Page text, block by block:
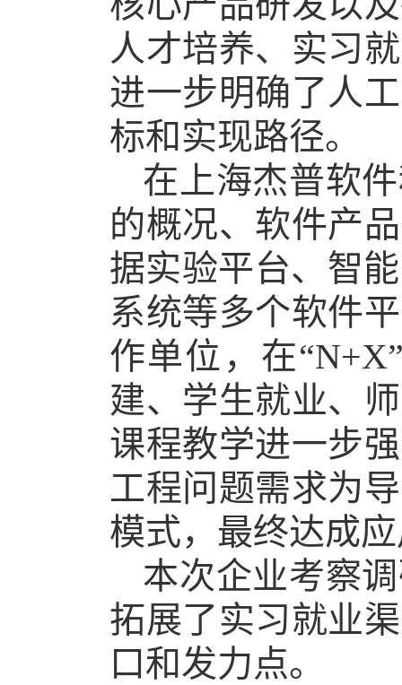
人才培养、实习
进一步明确了人
标和实现路径。
在上海杰普软
的概况、软件产
据实验平台、智
系统等多个软件
作单位，在“
建、学生就业、
课程教学进一步
工程问题需求为
模式，最终达成
本次企业考察
拓展了实习就业
口和发力点。